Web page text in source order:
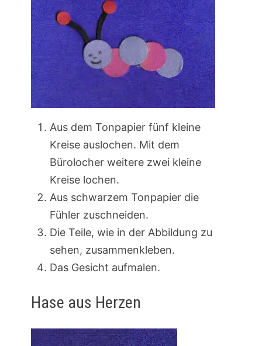
Aus dem Tonpapier fünf kleine
Kreise auslochen. Mit dem
Bürolocher weitere zwei kleine
Kreise lochen.
Aus schwarzem Tonpapier die
Fühler zuschneiden.
Die Teile, wie in der Abbildung zu
sehen, zusammenkleben.
Das Gesicht aufmalen.
Hase aus Herzen